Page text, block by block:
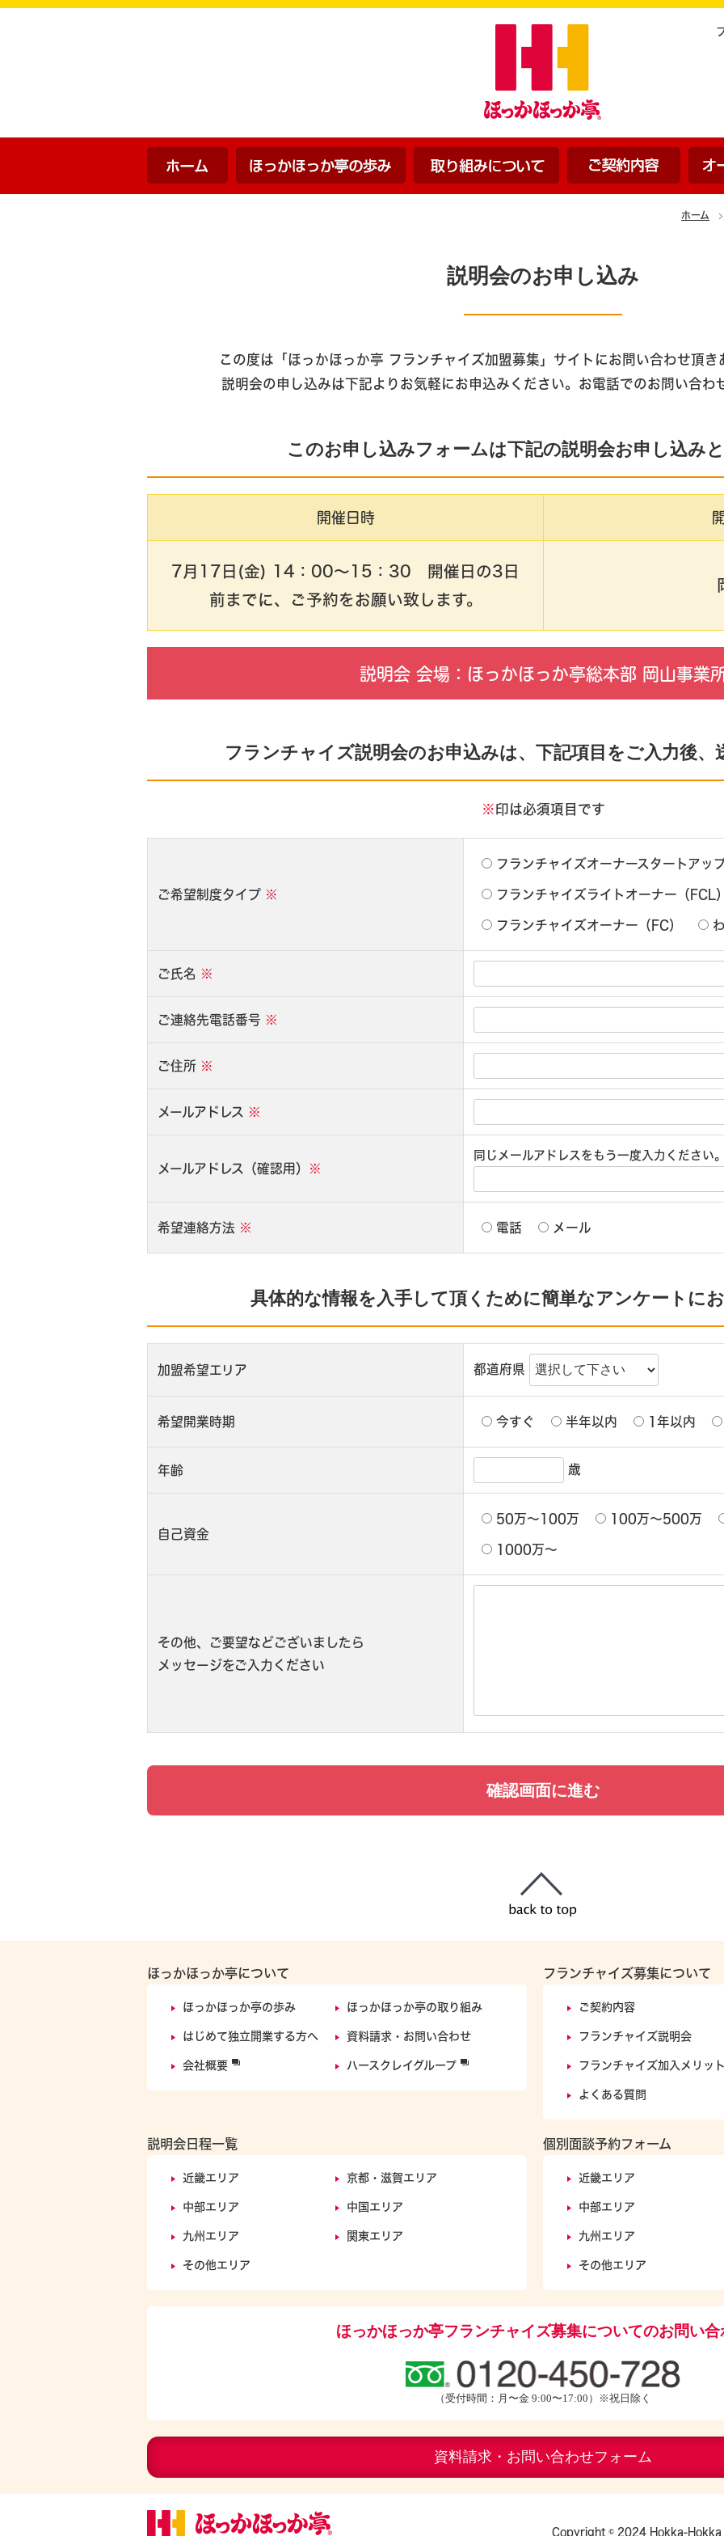
ホーム ほっかほっか亭の歩み ほっかほっか亭の取り組みに
ご契約
ホーム
説明会のお申し込み
この度は「ほっかほっか亭 フランチャイズ加盟募集」サイトにお問い合わせ頂き
説明会の申し込みは下記よりお気軽にお申込みください。お電話でのお問い合わ
このお申し込みフォームは下記の説明会お申し込み
開催日時
7月17日(金) 14：00〜15：30 開催日の3日
前までに、ご予約をお願い致します。
説明会 会場：ほっかほっか亭総本部 岡山事業
フランチャイズ説明会のお申込みは、下記項目をご入力後、
※印は必須項目です
ご希望制度タイプ ※
フランチャイズオーナースタートアッ
フランチャイズライトオーナー（FCL）
フランチャイズオーナー（FC）
ご氏名 ※
ご連絡先電話番号 ※
ご住所 ※
メールアドレス ※
メールアドレス（確認用） ※
同じメールアドレスをもう一度入力ください。
希望連絡方法 ※ 電話 メール
具体的な情報を入手して頂くために簡単なアンケートに
加盟希望エリア 都道府県
希望開業時期 今すぐ 半年以内 1年以内
年齢 歳
自己資金
50万〜100万 100万〜500万
1000万〜
その他、ご要望などございましたら
メッセージをご入力ください
ほっかほっか亭について
ほっかほっか亭の歩み
ほっかほっか亭の取り組み
はじめて独立開業する方へ
資料請求・お問い合わせ
会社概要
ハースクレイグループ
フランチャイズ募集について
ご契約内容
フランチャイズ説明会
フランチャイズ加入メリット
よくある質問
説明会日程一覧
近畿エリア
京都・滋賀エリア
中部エリア
中国エリア
九州エリア
関東エリア
その他エリア
個別面談予約フォーム
近畿エリア
中部エリア
九州エリア
その他エリア
ほっかほっか亭フランチャイズ募集についてのお問い合
（受付時間：月〜金 9:00〜17:00）※祝日除く
資料請求・お問い合わせフォーム
Copyright © 2024 Hokka-